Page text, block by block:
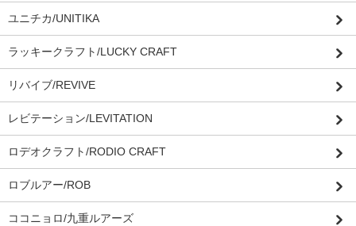
ユニチカ/UNITIKA
ラッキークラフト/LUCKY CRAFT
リバイブ/REVIVE
レビテーション/LEVITATION
ロデオクラフト/RODIO CRAFT
ロブルアー/ROB
ココニョロ/九重ルアーズ